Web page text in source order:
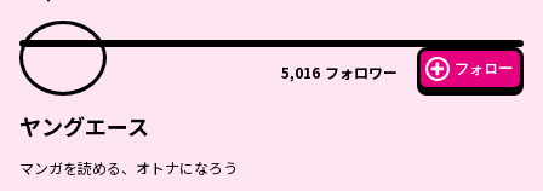
5,016 フォロワー フォロー
ヤングエース
マンガを読める、オトナになろう